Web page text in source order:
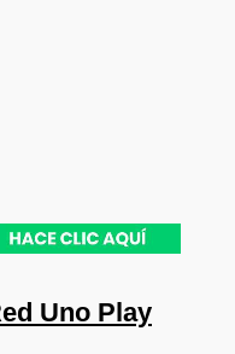
Uno Play